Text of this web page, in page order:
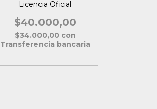
Licencia Oficial
$40.000,00
$34.000,00 con
Transferencia bancaria